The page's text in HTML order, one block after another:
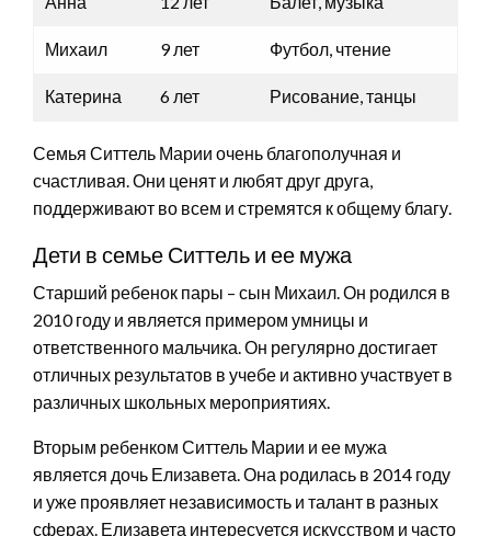
Михаил 9 лет Футбол, чтение
Катерина 6 лет Рисование, танцы
Семья Ситтель Марии очень благополучная и
счастливая. Они ценят и любят друг друга,
поддерживают во всем и стремятся к общему благу.
Дети в семье Ситтель и ее мужа
Старший ребенок пары – сын Михаил. Он родился в
2010 году и является примером умницы и
ответственного мальчика. Он регулярно достигает
отличных результатов в учебе и активно участвует в
различных школьных мероприятиях.
Вторым ребенком Ситтель Марии и ее мужа
является дочь Елизавета. Она родилась в 2014 году
и уже проявляет независимость и талант в разных
сферах. Елизавета интересуется искусством и часто